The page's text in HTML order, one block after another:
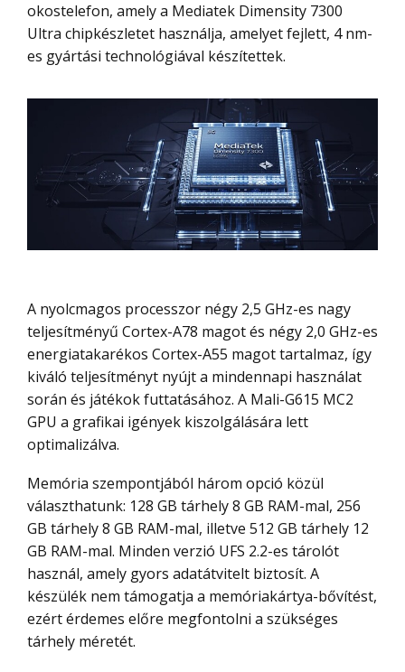
okostelefon, amely a Mediatek Dimensity 7300
Ultra chipkészletet használja, amelyet fejlett, 4 nm-
es gyártási technológiával készítettek.
A nyolcmagos processzor négy 2,5 GHz-es nagy
teljesítményű Cortex-A78 magot és négy 2,0 GHz-es
energiatakarékos Cortex-A55 magot tartalmaz, így
kiváló teljesítményt nyújt a mindennapi használat
során és játékok futtatásához. A Mali-G615 MC2
GPU a grafikai igények kiszolgálására lett
optimalizálva.
Memória szempontjából három opció közül
választhatunk: 128 GB tárhely 8 GB RAM-mal, 256
GB tárhely 8 GB RAM-mal, illetve 512 GB tárhely 12
GB RAM-mal. Minden verzió UFS 2.2-es tárolót
használ, amely gyors adatátvitelt biztosít. A
készülék nem támogatja a memóriakártya-bővítést,
ezért érdemes előre megfontolni a szükséges
tárhely méretét.